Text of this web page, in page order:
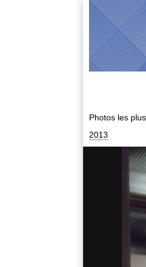
Photos les
2013